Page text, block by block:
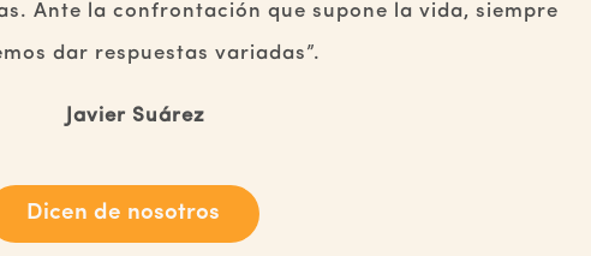
Ante la confrontación que supone la vida, siempre
dar respuestas variadas”.
Javier Suárez
Dicen de nosotros